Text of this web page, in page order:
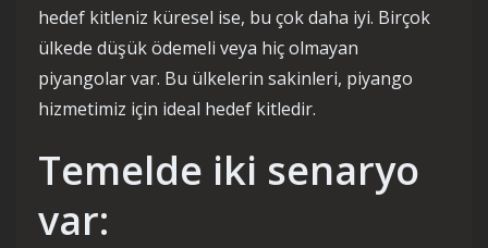
hedef kitleniz küresel ise, bu çok daha iyi. Birçok
ülkede düşük ödemeli veya hiç olmayan
piyangolar var. Bu ülkelerin sakinleri, piyango
hizmetimiz için ideal hedef kitledir.
Temelde iki senaryo
var: